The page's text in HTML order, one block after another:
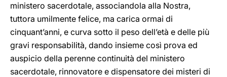
ministero sacerdotale, associandola alla Nostra,
tuttora umilmente felice, ma carica ormai di
cinquant’anni, e curva sotto il peso dell’età e delle più
gravi responsabilità, dando insieme così prova ed
auspicio della perenne continuità del ministero
sacerdotale, rinnovatore e dispensatore dei misteri di